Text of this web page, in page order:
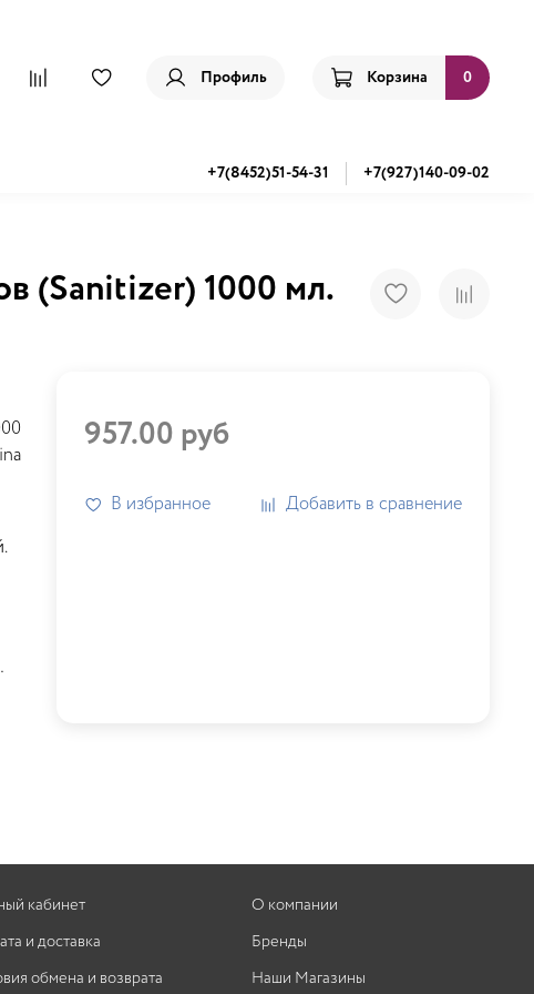
Профиль Корзина 0
+7(8452)51-54-31 +7(927)140-09-02
(Sanitizer) 1000 мл.
957.00 руб
В избранное Добавить в сравнение
кабинет
и доставка
обмена и возврата
О компании
Бренды
Наши Магазины